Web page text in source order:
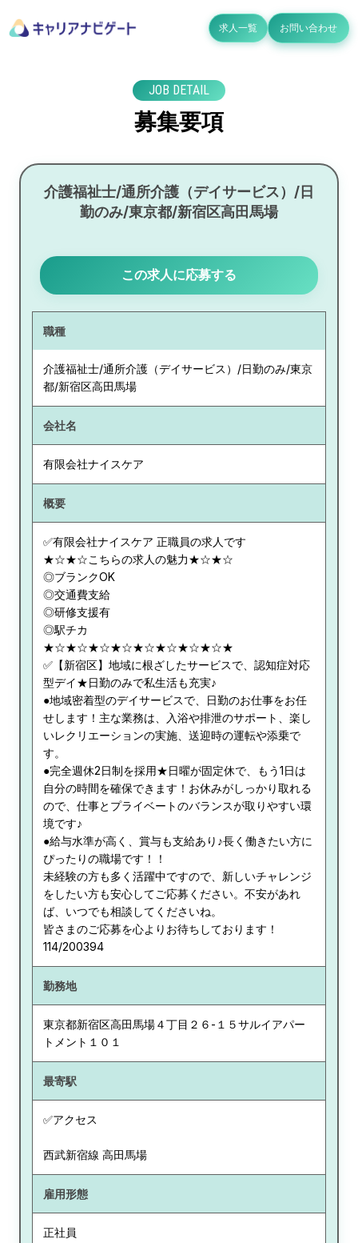
求人一覧 お問い合わせ
JOB DETAIL
募集要項
介護福祉士/通所介護（デイサービス）/日
勤のみ/東京都/新宿区高田馬場
この求人に応募する
職種
介護福祉士/通所介護（デイサービス）/日勤のみ/東京
都/新宿区高田馬場
会社名
有限会社ナイスケア
概要
✅有限会社ナイスケア 正職員の求人です
★☆★☆こちらの求人の魅力★☆★☆
◎ブランクOK
◎交通費支給
◎研修支援有
◎駅チカ
★☆★☆★☆★☆★☆★☆★☆★☆★
✅【新宿区】地域に根ざしたサービスで、認知症対応
型デイ★日勤のみで私生活も充実♪
●地域密着型のデイサービスで、日勤のお仕事をお任
せします！主な業務は、入浴や排泄のサポート、楽し
いレクリエーションの実施、送迎時の運転や添乗で
す。
●完全週休2日制を採用★日曜が固定休で、もう1日は
自分の時間を確保できます！お休みがしっかり取れる
ので、仕事とプライベートのバランスが取りやすい環
境です♪
●給与水準が高く、賞与も支給あり♪長く働きたい方に
ぴったりの職場です！！
未経験の方も多く活躍中ですので、新しいチャレンジ
をしたい方も安心してご応募ください。不安があれ
ば、いつでも相談してくださいね。
皆さまのご応募を心よりお待ちしております！
114/200394
勤務地
東京都新宿区高田馬場４丁目２６-１５サルイアパー
トメント１０１
最寄駅
✅アクセス
西武新宿線 高田馬場
雇用形態
正社員